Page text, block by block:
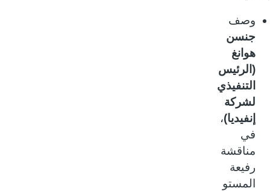
وصف
جنسن
هوانغ
(الرئيس
التنفيذي
لشركة
إنفيديا)،
في
مناقشة
رفيعة
المستو